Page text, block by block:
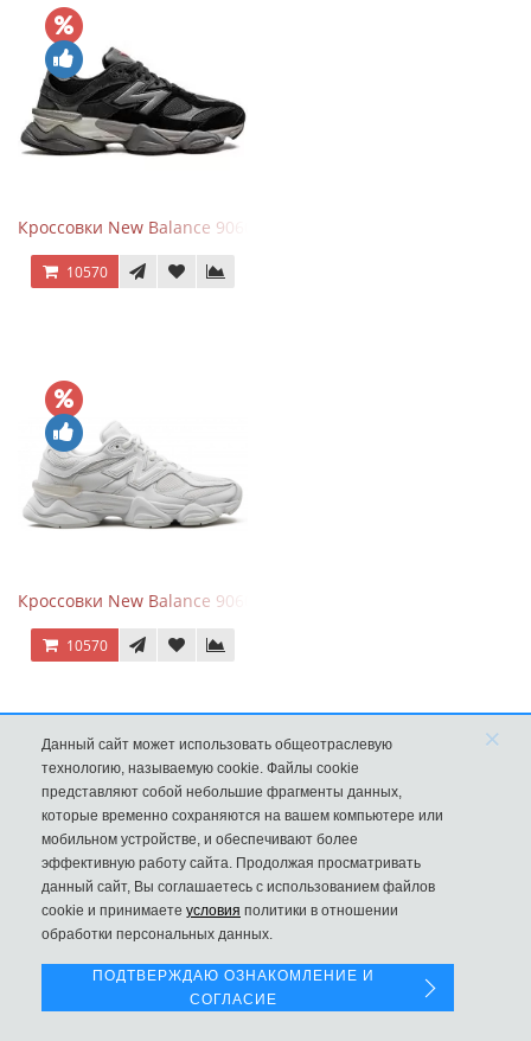
Кроссовки New Balance 9060 Black Castlerock
10570
Кроссовки New Balance 9060 Triple White
10570
New Balance 997H Cordura Marblehead с желтой и голубой
Данный сайт может использовать общеотраслевую
технологию, называемую cookie. Файлы cookie
представляют собой небольшие фрагменты данных,
которые временно сохраняются на вашем компьютере или
мобильном устройстве, и обеспечивают более
эффективную работу сайта. Продолжая просматривать
данный сайт, Вы соглашаетесь с использованием файлов
cookie и принимаете условия политики в отношении
обработки персональных данных.
×
ПОДТВЕРЖДАЮ ОЗНАКОМЛЕНИЕ И
СОГЛАСИЕ